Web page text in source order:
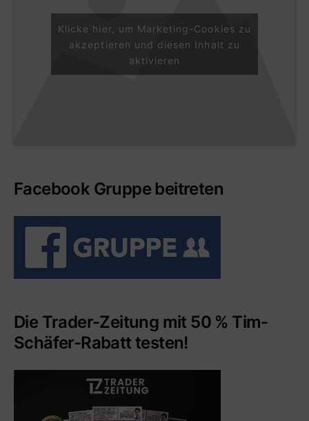
Klicke hier, um Marketing-Cookies zu
akzeptieren und diesen Inhalt zu
aktivieren
Facebook Gruppe beitreten
Die Trader-Zeitung mit 50 % Tim-
Schäfer-Rabatt testen!